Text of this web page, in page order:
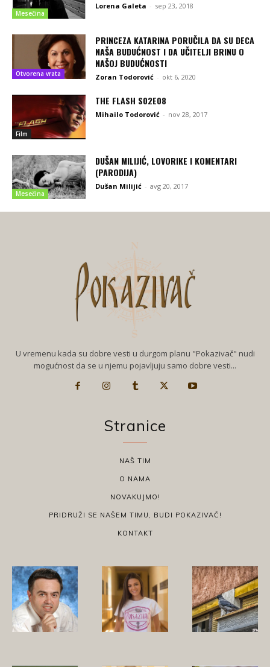
Mesečina
Lorena Galeta - sep 23, 2018
Otvorena vrata
PRINCEZA KATARINA PORUČILA DA SU DECA
NAŠA BUDUĆNOST I DA UČITELJI BRINU O
NAŠOJ BUDUĆNOSTI
Zoran Todorović - okt 6, 2020
Film
THE FLASH S02E08
Mihailo Todorović - nov 28, 2017
Mesečina
DUŠAN MILIJIĆ, LOVORIKE I KOMENTARI
(PARODIJA)
Dušan Milijić - avg 20, 2017
U vremenu kada su dobre vesti u durgom planu "Pokazivač" nudi
mogućnost da se u njemu pojavljuju samo dobre vesti...
Stranice
NAŠ TIM
O NAMA
NOVAKUJMO!
PRIDRUŽI SE NAŠEM TIMU, BUDI POKAZIVAČ!
KONTAKT